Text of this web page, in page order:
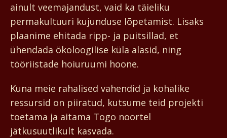
ainult veemajandust, vaid ka täieliku
permakultuuri kujunduse lõpetamist. Lisaks
plaanime ehitada ripp- ja puitsillad, et
ühendada ökoloogilise küla alasid, ning
tööriistade hoiuruumi hoone.
Kuna meie rahalised vahendid ja kohalike
ressursid on piiratud, kutsume teid projekti
toetama ja aitama Togo noortel
jätkusuutlikult kasvada.